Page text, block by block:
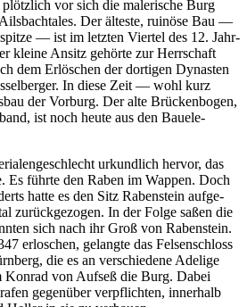
vor sich die male­ri­sche Burg
Der älteste, ruinöse Bau —
— ist im letzten Viertel des 12. Jahr­
kleine Ansitz gehörte zur Herr­schaft
dem Erlö­schen der dortigen Dynasten
In diese Zeit — wohl kurz
der Vorburg. Der alte Brücken­bogen,
ist noch heute aus den Bauele­
urkund­lich hervor, das
Es führte den Raben im Wappen. Doch
hatte es den Sitz Raben­stein aufge­
zurück­ge­zogen. In der Folge saßen die
sich nach ihr Groß von Raben­stein.
erlo­schen, gelangte das Felsen­schloss
die es an verschie­dene Adelige
Konrad von Aufseß die Burg. Dabei
gegen­über verpflichten, inner­halb